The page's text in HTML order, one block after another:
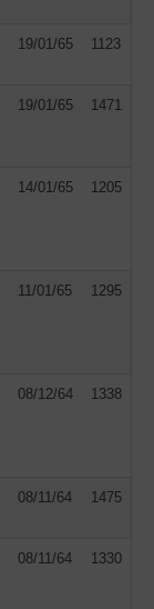
19/01/65 1123
19/01/65 1471
14/01/65 1205
11/01/65 1295
08/12/64 1338
08/11/64 1475
08/11/64 1330